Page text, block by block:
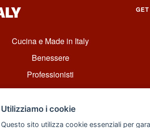
Cucina e Made in Italy
Benessere
Professionisti
Utilizziamo i cookie
Questo sito utilizza cookie essenziali per